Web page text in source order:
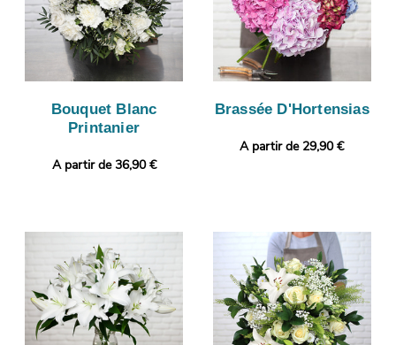
Bouquet Blanc
Printanier
A partir de 36,90 €
Brassée D'Hortensias
A partir de 29,90 €